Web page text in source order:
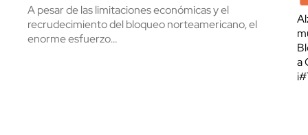
A pesar de las limitaciones económicas y el
recrudecimiento del bloqueo norteamericano, el
enorme esfuerzo…
a